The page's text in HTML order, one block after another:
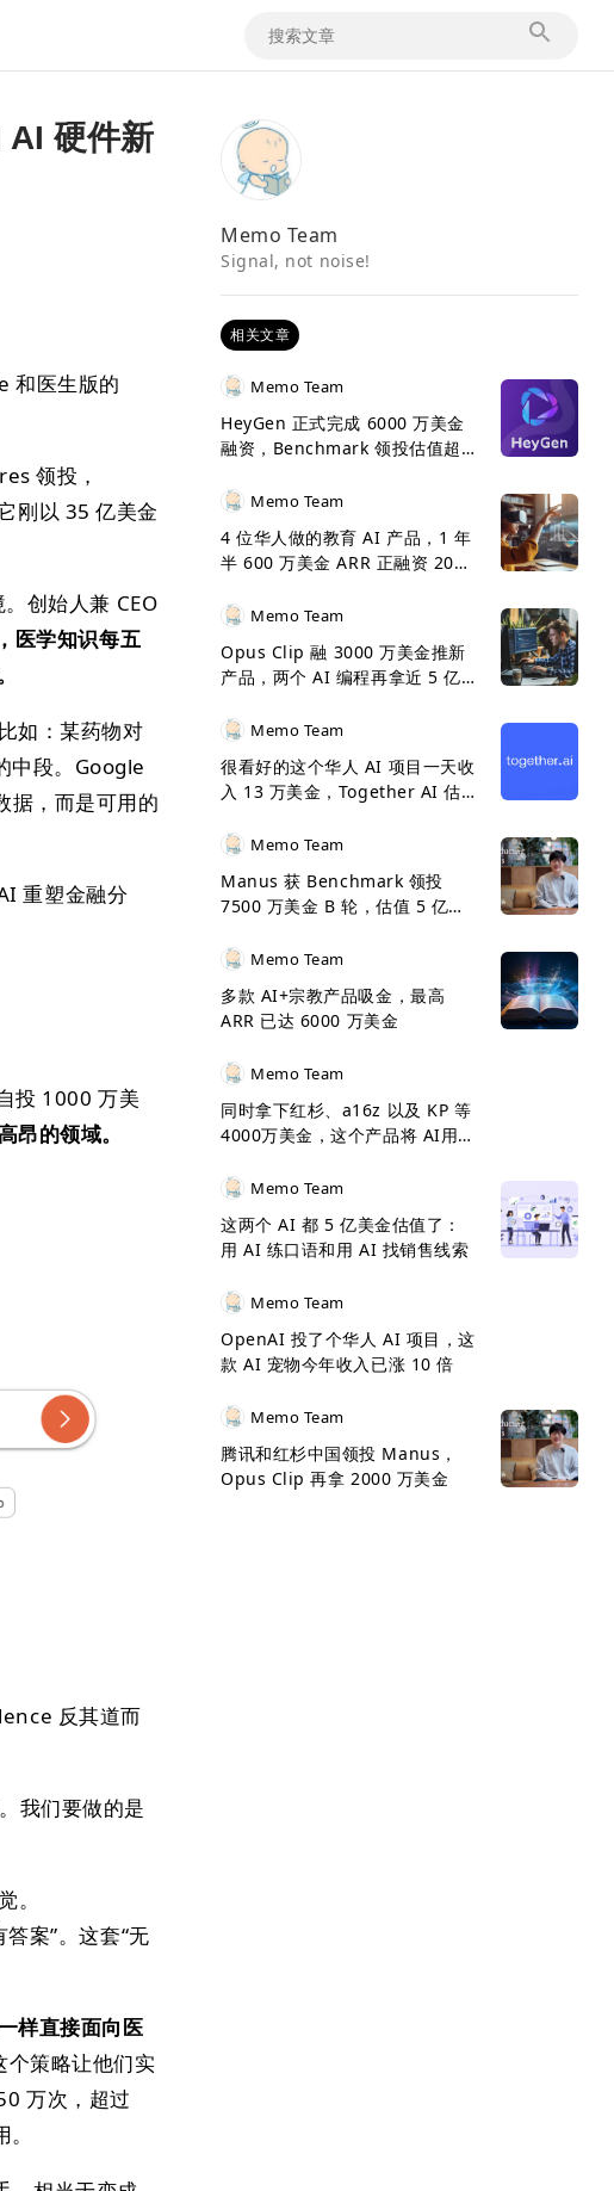
AI 硬件新
和医生版的
领投，
刚以 35 亿美金
创始人兼 CEO
医学知识每五
如：某药物对
中段。Google
据，而是可用的
重塑金融分
投 1000 万美
昂的领域。
反其道而
我们要做的是
。
案”。这套“无
样直接面向医
个策略让他们实
万次，超过
Memo Team
Signal, not noise!
相关文章
Memo Team
HeyGen 正式完成 6000 万美金
融资，Benchmark 领投估值超 5
Memo Team
4 位华人做的教育 AI 产品，1 年
半 600 万美金 ARR 正融资 2000
Memo Team
Opus Clip 融 3000 万美金推新
产品，两个 AI 编程再拿近 5 亿
Memo Team
很看好的这个华人 AI 项目一天收
入 13 万美金，Together AI 估
Memo Team
Manus 获 Benchmark 领投
7500 万美金 B 轮，估值 5 亿美
Memo Team
多款 AI+宗教产品吸金，最高
ARR 已达 6000 万美金
Memo Team
同时拿下红杉、a16z 以及 KP 等
4000万美金，这个产品将 AI用到
Memo Team
这两个 AI 都 5 亿美金估值了：
用 AI 练口语和用 AI 找销售线索
Memo Team
OpenAI 投了个华人 AI 项目，这
款 AI 宠物今年收入已涨 10 倍
Memo Team
腾讯和红杉中国领投 Manus，
Opus Clip 再拿 2000 万美金